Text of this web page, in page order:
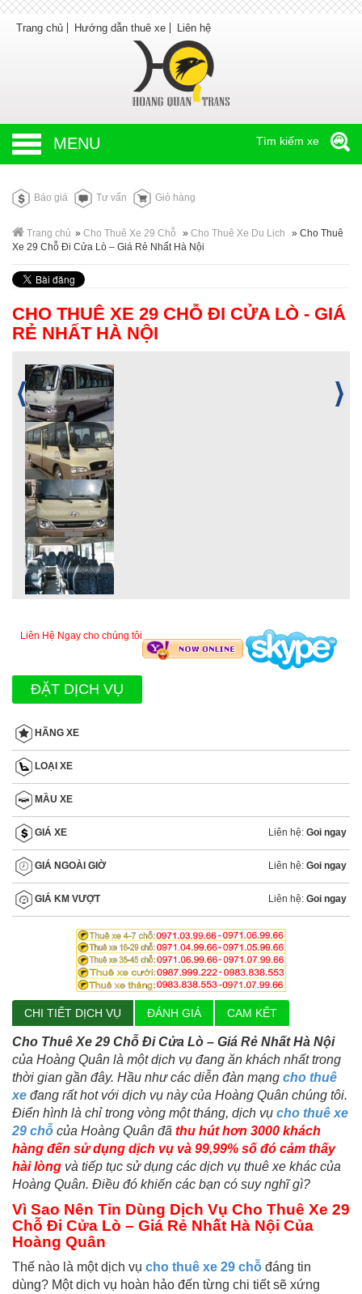
Trang chủ Hướng dẫn thuê xe Liên hệ
MENU Tìm kiếm xe
Báo giá Tư vấn Giỏ hàng
Trang chủ » Cho Thuê Xe 29 Chỗ » Cho Thuê Xe Du Lịch » Cho Thuê
Xe 29 Chỗ Đi Cửa Lò – Giá Rẻ Nhất Hà Nội
CHO THUÊ XE 29 CHỖ ĐI CỬA LÒ - GIÁ
RẺ NHẤT HÀ NỘI
Liên Hệ Ngay cho chúng tôi
ĐẶT DỊCH VỤ
HÃNG XE
LOẠI XE
MẦU XE
GIÁ XE Liên hệ: Goi ngay
GIÁ NGOÀI GIỜ Liên hệ: Goi ngay
GIÁ KM VƯỢT Liên hệ: Goi ngay
CHI TIẾT DỊCH VỤ ĐÁNH GIÁ CAM KẾT
Cho Thuê Xe 29 Chỗ Đi Cửa Lò – Giá Rẻ Nhất Hà Nội
của Hoàng Quân là một dịch vụ đang ăn khách nhất trong
thời gian gần đây. Hầu như các diễn đàn mạng cho thuê
xe đang rất hot với dịch vụ này của Hoàng Quân chúng tôi.
Điển hình là chỉ trong vòng một tháng, dịch vụ cho thuê xe
29 chỗ của Hoàng Quân đã thu hút hơn 3000 khách
hàng đến sử dụng dịch vụ và 99,99% số đó cảm thấy
hài lòng và tiếp tục sử dụng các dịch vụ thuê xe khác của
Hoàng Quân. Điều đó khiến các bạn có suy nghĩ gì?
Vì Sao Nên Tin Dùng Dịch Vụ Cho Thuê Xe 29
Chỗ Đi Cửa Lò – Giá Rẻ Nhất Hà Nội Của
Hoàng Quân
Thế nào là một dịch vụ cho thuê xe 29 chỗ đáng tin
dùng? Một dịch vụ hoàn hảo đến từng chi tiết sẽ xứng